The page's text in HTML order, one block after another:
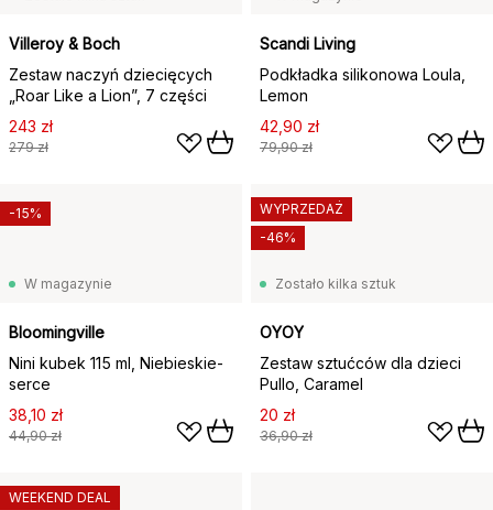
Villeroy & Boch
Zestaw naczyń dziecięcych
„Roar Like a Lion”, 7 części
243 zł
279 zł
Scandi Living
Podkładka silikonowa Loula,
Lemon
42,90 zł
79,90 zł
W magazynie
Bloomingville
Nini kubek 115 ml, Niebieskie-
serce
38,10 zł
44,90 zł
-15%
Zostało kilka sztuk
OYOY
Zestaw sztućców dla dzieci
Pullo, Caramel
20 zł
36,90 zł
WYPRZEDAŻ
-46%
WEEKEND DEAL